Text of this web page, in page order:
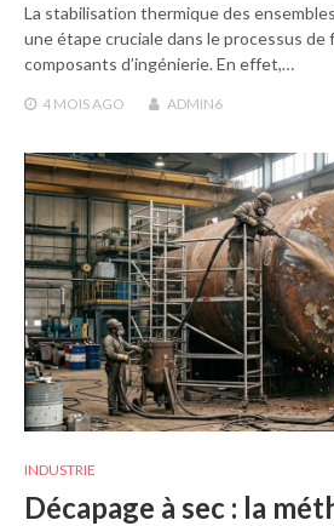
La stabilisation thermique des
une étape cruciale dans le processus de
composants d’ingénierie. En effet,…
4 MOIS AGO ADMIN6
INDUSTRIE
Décapage à sec : la